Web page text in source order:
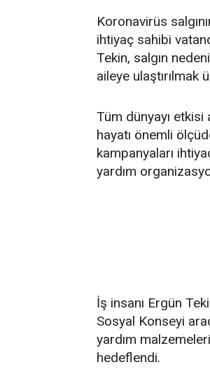
Koronavirüs
ihtiyaç sahibi
Tekin, salgın
aileye ulaştırılmak
Tüm dünyayı etkisi
hayatı önemli
kampanyaları
yardım
İş insanı Ergün
Sosyal Konseyi
yardım
hedeflendi.